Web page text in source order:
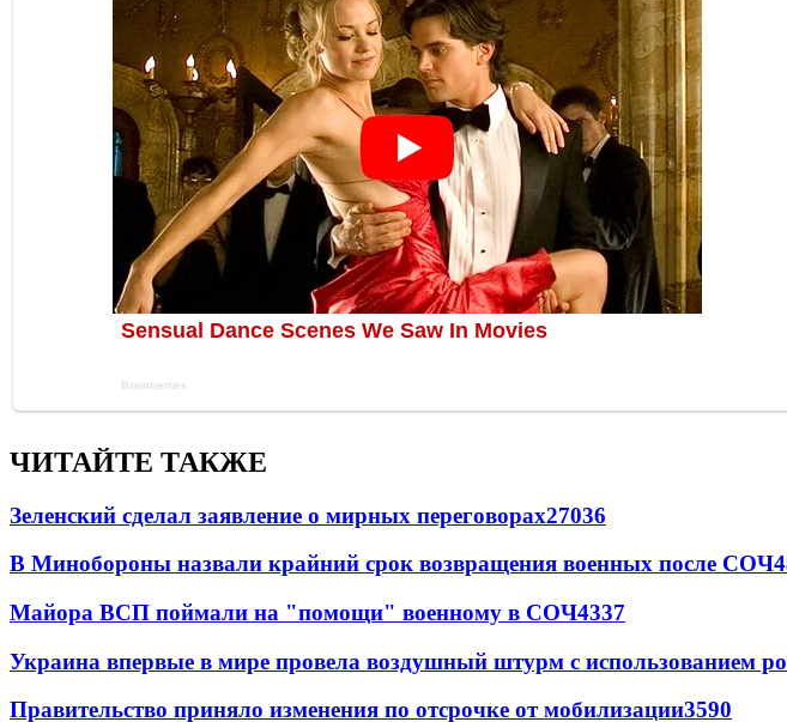
ЧИТАЙТЕ ТАКЖЕ
Зеленский сделал заявление о мирных переговорах27036
В Минобороны назвали крайний срок возвращения военных после СОЧ
Майора ВСП поймали на "помощи" военному в СОЧ4337
Украина впервые в мире провела воздушный штурм с использованием
Правительство приняло изменения по отсрочке от мобилизации3590